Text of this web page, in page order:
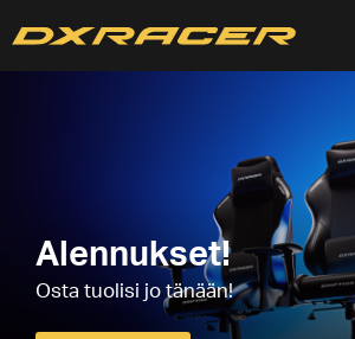
Alennukset!
Osta tuolisi jo tänään!